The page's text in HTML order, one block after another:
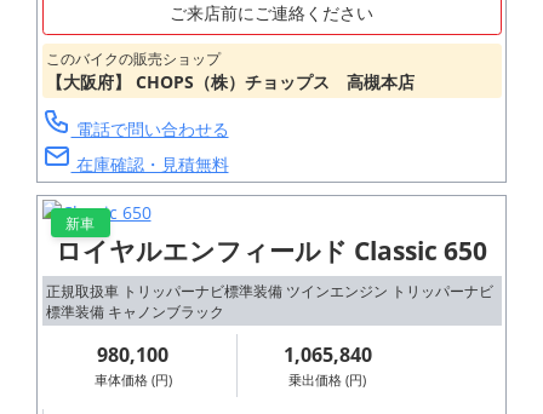
ご来店前にご連絡ください
このバイクの販売ショップ
【大阪府】 CHOPS（株）チョップス 高槻本店
電話で問い合わせる
在庫確認・見積無料
新車
ロイヤルエンフィールド Classic 650
正規取扱車 トリッパーナビ標準装備 ツインエンジン トリッパーナビ
標準装備 キャノンブラック
980,100
車体価格 (円)
1,065,840
乗出価格 (円)